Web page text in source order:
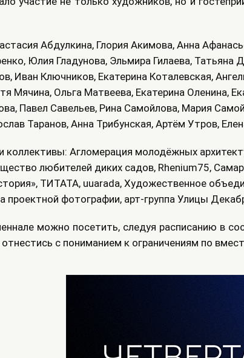
Абдулкина, Глория Акимова, Анна
Юлия Гладунова, Эльмира Гилаева,
Иван Ключников, Екатерина Коталевская,
Мячина, Ольга Матвеева, Екатерина Оленина,
Павел Савельев, Рина Самойлова, Мария
Таранов, Анна Трибунская, Артём Утров,
коллективы: Агломерация молодёжных
любителей диких садов, Rhenium75,
ТИТАТА, uuarada, Художественное
проектной фотографии, арт-группа Улицы
можно посетить, следуя расписанию в
с пониманием к ограничениям по